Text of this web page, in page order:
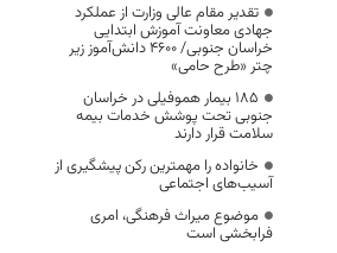
تقدیر مقام عالی وزارت از عملکرد
جهادی معاونت آموزش ابتدایی
خراسان جنوبی/ ۴۶۰۰ دانش‌آموز زیر
چتر «طرح حامی»
۱۸۵ بیمار هموفیلی در خراسان
جنوبی تحت پوشش خدمات بیمه
سلامت قرار دارند
خانواده را مهمترین رکن پیشگیری از
آسیب‌های اجتماعی
موضوع میراث فرهنگی، امری
فرابخشی است